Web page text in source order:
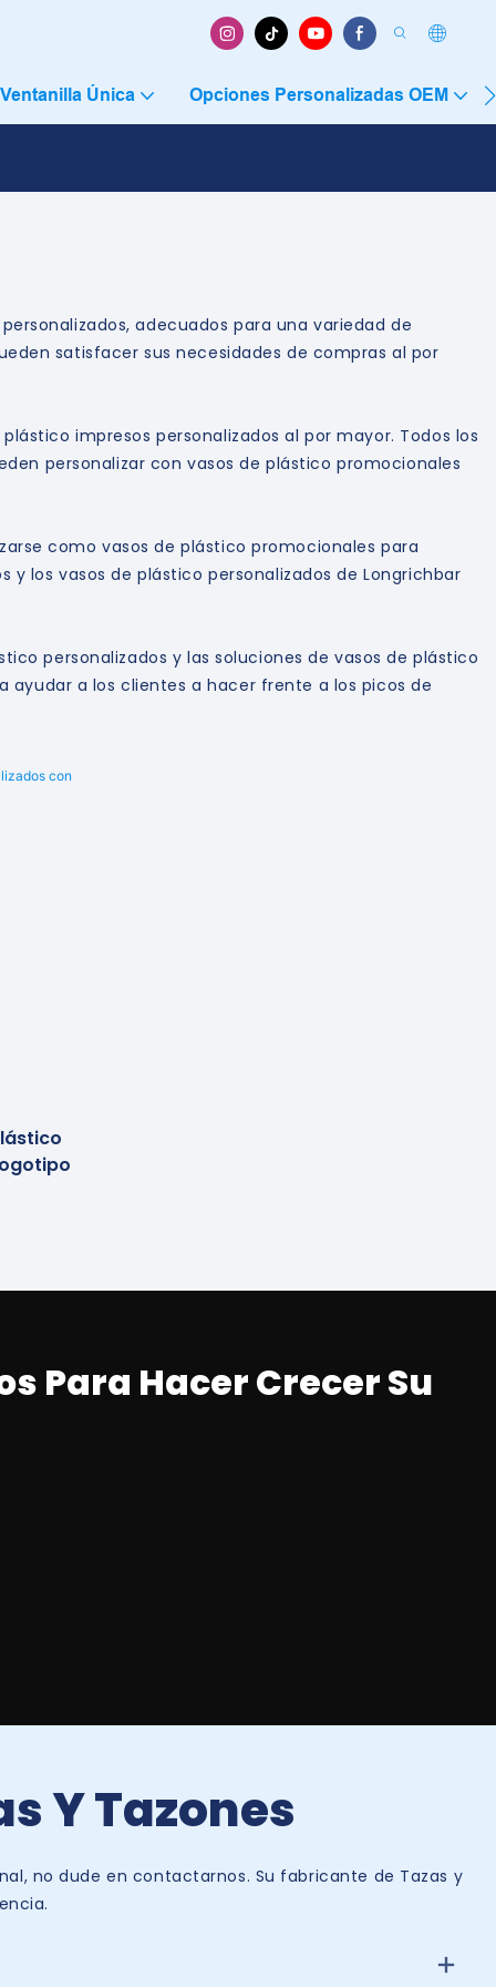
Única Opciones Personalizadas OEM
adecuados para una variedad de
satisfacer sus necesidades de compras al por
impresos personalizados al por mayor. Todos los
personalizar con vasos de plástico promocionales
como vasos de plástico promocionales para
los vasos de plástico personalizados de Longrichbar
personalizados y las soluciones de vasos de plástico
ayudar a los clientes a hacer frente a los picos de
Para Hacer Crecer Su
Y Tazones
no dude en contactarnos. Su fabricante de Tazas y